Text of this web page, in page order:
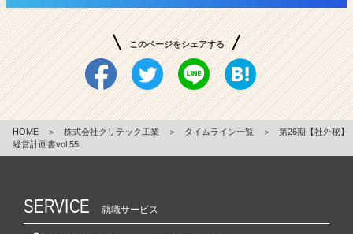
このページをシェアする
HOME ＞ 株式会社クリテック工業 ＞ タイムライン一覧 ＞
第26期【社外秘】
経営計画書vol.55
SERVICE 就職サービス